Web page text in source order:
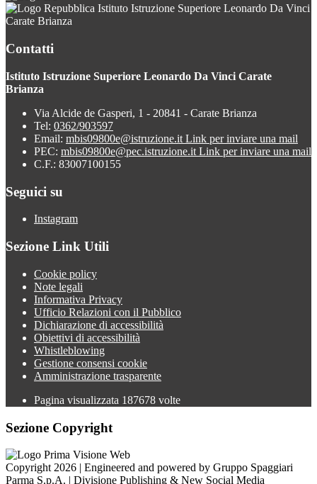
Istituto Istruzione Superiore Leonardo Da Vinci
Carate Brianza
Contatti
Istituto Istruzione Superiore Leonardo Da Vinci Carate
Brianza
Via Alcide de Gasperi, 1 - 20841 - Carate Brianza
Tel: 0362/903597
Email: mbis09800e@istruzione.it Link per inviare una mail
PEC: mbis09800e@pec.istruzione.it Link per inviare una mail
C.F.: 83007100155
Seguici su
Instagram
Sezione Link Utili
Cookie policy
Note legali
Informativa Privacy
Ufficio Relazioni con il Pubblico
Dichiarazione di accessibilità
Obiettivi di accessibilità
Whistleblowing
Gestione consensi cookie
Amministrazione trasparente
Pagina visualizzata 187678 volte
Sezione Copyright
Copyright 2026 | Engineered and powered by Gruppo Spaggiari
Parma S.p.A. | Divisione Publishing & New Social Media